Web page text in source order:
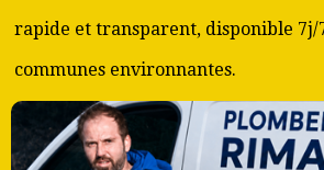
rapide et transparent, disponible 7j/
communes environnantes.